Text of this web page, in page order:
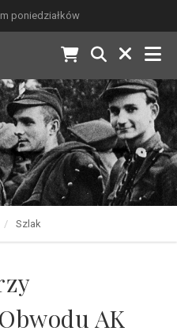
poniedziałków
Szlak
AK